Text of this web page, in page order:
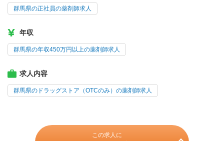
群馬県の正社員の薬剤師求人
年収
群馬県の年収450万円以上の薬剤師求人
求人内容
群馬県のドラッグストア（OTCのみ）の薬剤師求人
この求人に